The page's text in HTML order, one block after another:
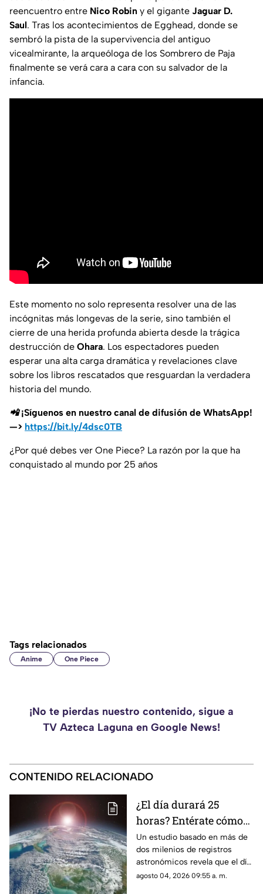
reencuentro entre Nico Robin y el gigante Jaguar D.
Saul. Tras los acontecimientos de Egghead, donde se
sembró la pista de la supervivencia del antiguo
vicealmirante, la arqueóloga de los Sombrero de Paja
finalmente se verá cara a cara con su salvador de la
infancia.
Este momento no solo representa resolver una de las
incógnitas más longevas de la serie, sino también el
cierre de una herida profunda abierta desde la trágica
destrucción de Ohara. Los espectadores pueden
esperar una alta carga dramática y revelaciones clave
sobre los libros rescatados que resguardan la verdadera
historia del mundo.
📲 ¡Síguenos en nuestro canal de difusión de WhatsApp!
—> https://bit.ly/4dsc0TB
¿Por qué debes ver One Piece? La razón por la que ha
conquistado al mundo por 25 años
Tags relacionados
Anime One Piece
¡No te pierdas nuestro contenido, sigue a
TV Azteca Laguna en Google News!
CONTENIDO RELACIONADO
¿El día durará 25
horas? Entérate cómo
sucederá y a partir de
cuándo
Un estudio basado en más de
dos milenios de registros
astronómicos revela que el día
pasará a durar 25 horas. Aquí
agosto 04, 2026 09:55 a. m.